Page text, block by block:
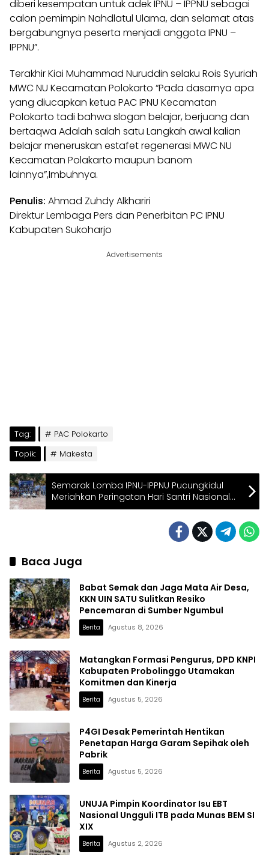
diberi kesempatan untuk adek IPNU – IPPNU sebagai
calon pemimpin Nahdlatul Ulama, dan selamat atas
bergabungnya peserta menjadi anggota IPNU –
IPPNU”.
Terakhir Kiai Muhammad Nuruddin selaku Rois Syuriah
MWC NU Kecamatan Polokarto “Pada dasarnya apa
yang diucapkan ketua PAC IPNU Kecamatan
Polokarto tadi bahwa slogan belajar, berjuang dan
bertaqwa Adalah salah satu Langkah awal kalian
belajar meneruskan estafet regenerasi MWC NU
Kecamatan Polakarto maupun banom
lainnya”,Imbuhnya.
Penulis: Ahmad Zuhdy Alkhariri
Direktur Lembaga Pers dan Penerbitan PC IPNU
Kabupaten Sukoharjo
Advertisements
Tag:
PAC Polokarto
Topik:
Makesta
Semarak Lomba IPNU-IPPNU Pucungkidul
Meriahkan Peringatan Hari Santri Nasional
2025
Baca Juga
Babat Semak dan Jaga Mata Air Desa,
KKN UIN SATU Sulitkan Resiko
Pencemaran di Sumber Ngumbul
Berita Agustus 8, 2026
Matangkan Formasi Pengurus, DPD KNPI
Kabupaten Probolinggo Utamakan
Komitmen dan Kinerja
Berita Agustus 5, 2026
P4GI Desak Pemerintah Hentikan
Penetapan Harga Garam Sepihak oleh
Pabrik
Berita Agustus 5, 2026
UNUJA Pimpin Koordinator Isu EBT
Nasional Ungguli ITB pada Munas BEM SI
XIX
Berita Agustus 2, 2026